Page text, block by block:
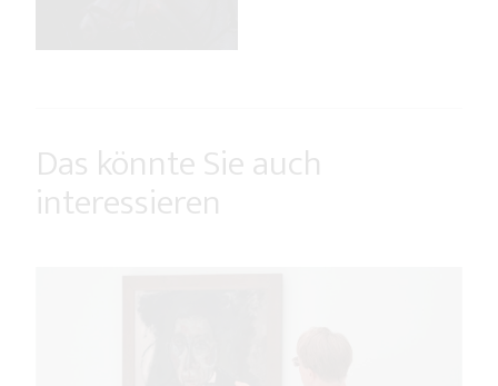
Das könnte Sie auch
interessieren